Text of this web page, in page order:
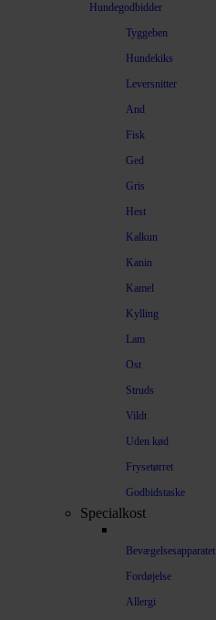
Hundegodbidder
Tyggeben
Hundekiks
Leversnitter
And
Fisk
Ged
Gris
Hest
Kalkun
Kanin
Kamel
Kylling
Lam
Ost
Struds
Vildt
Uden kød
Frysetørret
Godbidstaske
Specialkost
Bevægelsesapparatet
Fordøjelse
Allergi